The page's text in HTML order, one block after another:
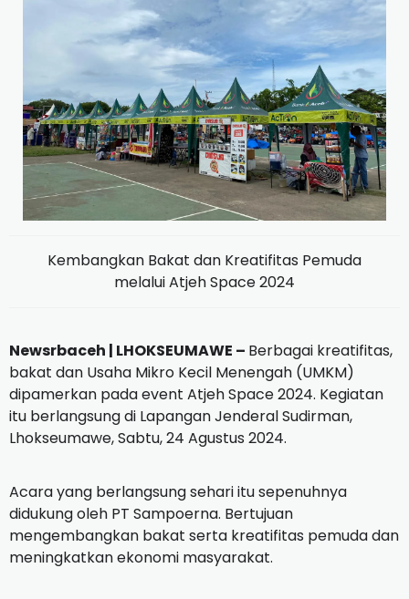
Kembangkan Bakat dan Kreatifitas Pemuda
melalui Atjeh Space 2024
Newsrbaceh | LHOKSEUMAWE – Berbagai kreatifitas,
bakat dan Usaha Mikro Kecil Menengah (UMKM)
dipamerkan pada event Atjeh Space 2024. Kegiatan
itu berlangsung di Lapangan Jenderal Sudirman,
Lhokseumawe, Sabtu, 24 Agustus 2024.
Acara yang berlangsung sehari itu sepenuhnya
didukung oleh PT Sampoerna. Bertujuan
mengembangkan bakat serta kreatifitas pemuda dan
meningkatkan ekonomi masyarakat.